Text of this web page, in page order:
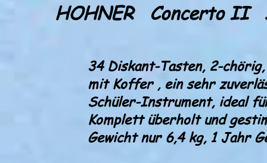
HOHNER Concerto II
34 Diskant-Tasten, 2-
mit Koffer , ein sehr
Schüler-Instrument, ideal
Komplett überholt und
Gewicht nur 6,4 kg, 1 Jahr